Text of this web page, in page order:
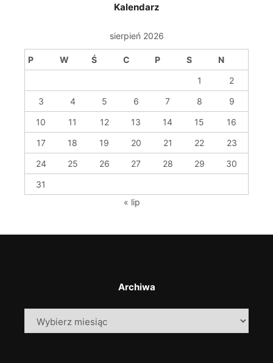
Kalendarz
sierpień 2026
P W Ś C P S
N
1
2
3
4 5 6 7 8
9
10
11 12 13 14 15
16
17
18 19 20 21 22
23
24
25 26 27 28 29
30
31
« lip
Archiwa
Archiwa